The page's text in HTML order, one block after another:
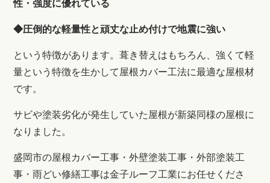
性・強度に優れている
◆圧倒的な軽量性と頑丈な止め付けで地震に強い
という特徴があります。葺き替えはもちろん、強くて軽
量という特徴を生かして屋根カバー工法に最適な屋根材
です。
サビや塗装劣化が発生していた 屋根が新築同様の屋根に
なりました。
盛岡市の屋根カバー工事・外壁塗装工事・外部塗装工
事・雨どい修繕工事は金子ルーフ工業にお任せくださ